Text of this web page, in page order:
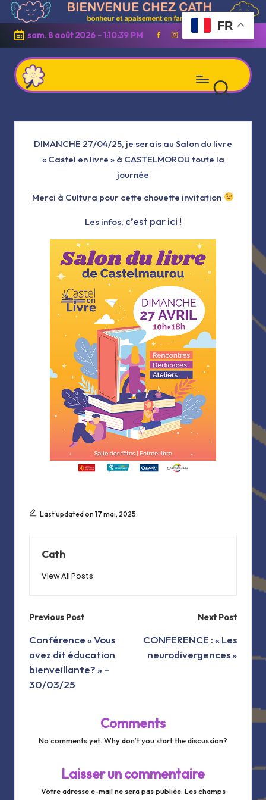
Skip
to
content
sam. 8 août 2026-1:10:39 PM Facebook
Instagram
Linkedin
Youtube
h
bonheur
DIMANCHE 27/04/25, je serais au Salon du livre
« Castel en livre » à CASTELMOROU toute la
journée
Merci à Cultura pour cette chouette invitation
Les infos, c’est par ici !
Last updated on 17 mai, 2025
Cath
View All Posts
Post
navigation
Previous Post
Conférence « Vous
avez dit éducation
bienveillante? » –
30/03/25
Next Post
CONFERENCE : « Les
neurodivergences »
Comments
No comments yet. Why don’t you start the discussion?
Laisser un commentaire
Votre adresse e-mail ne sera pas publiée. Les champs
FR